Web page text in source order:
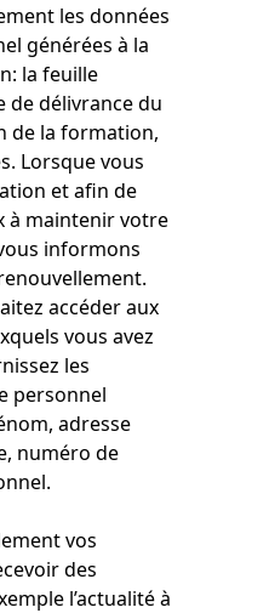
les données
générées à la
la feuille
de délivrance du
de la formation,
Lorsque vous
et afin de
à maintenir votre
informons
accéder aux
vous avez
les
personnel
adresse
numéro de
vos
des
l’actualité à